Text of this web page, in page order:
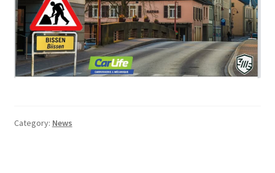
Category: News